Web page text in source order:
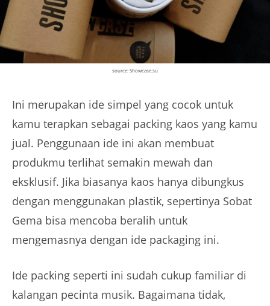
source: Showcase.su
Ini merupakan ide simpel yang cocok untuk
kamu terapkan sebagai packing kaos yang kamu
jual. Penggunaan ide ini akan membuat
produkmu terlihat semakin mewah dan
eksklusif. Jika biasanya kaos hanya dibungkus
dengan menggunakan plastik, sepertinya Sobat
Gema bisa mencoba beralih untuk
mengemasnya dengan ide packaging ini.
Ide packing seperti ini sudah cukup familiar di
kalangan pecinta musik. Bagaimana tidak,